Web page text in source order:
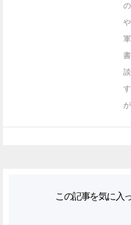
この記事を気に入